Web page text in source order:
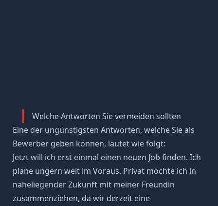
Welche Antworten Sie vermeiden sollten
Eine der ungünstigsten Antworten, welche Sie als
Bewerber geben können, lautet wie folgt:
Jetzt will ich erst einmal einen neuen Job finden. Ich
plane ungern weit im Voraus. Privat möchte ich in
naheliegender Zukunft mit meiner Freundin
zusammenziehen, da wir derzeit eine